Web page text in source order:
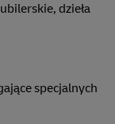
dzieła
specjalnych